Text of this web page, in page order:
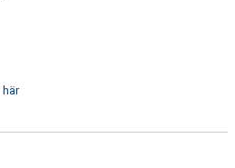
här